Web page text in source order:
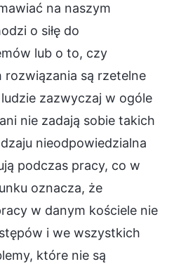
na naszym
o siłę do
lub o to, czy
są rzetelne
zazwyczaj w ogóle
nie zadają sobie takich
nieodpowiedzialna
podczas pracy, co w
oznacza, że
w danym kościele nie
i we wszystkich
które nie są